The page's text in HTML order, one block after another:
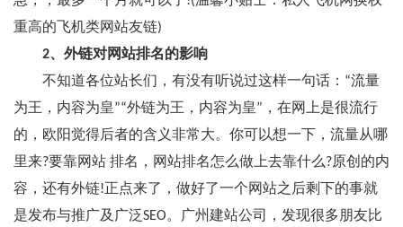
重高的飞机类网站友链)
2、外链对网站排名的影响
不知道各位站长们，有没有听说过这样一句话：“流量
为王，内容为皇”“外链为王，内容为皇”，在网上是很流行
的，欧阳觉得后者的含义非常大。你可以想一下，流量从哪
里来?要靠网站 排名，网站排名怎么做上去靠什么?原创的内
容，还有外链!正点来了，做好了一个网站之后剩下的事就
是发布与推广及广泛SEO。广州建站公司，发现很多朋友比